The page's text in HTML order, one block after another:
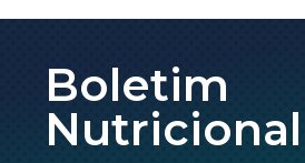
Boletim
Nutricional